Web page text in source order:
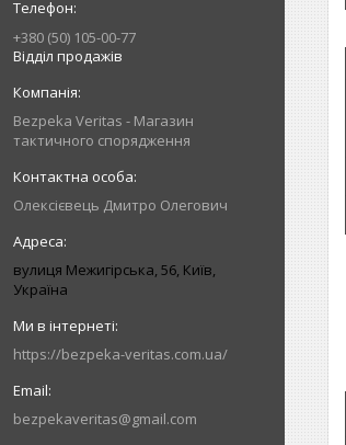
+380 (50) 105-00-77
Відділ продажів
Bezpeka Veritas - Магазин
тактичного спорядження
Олексієвець Дмитро Олегович
вулиця Межигірська, 56, Київ,
Україна
https://bezpeka-veritas.com.ua/
bezpekaveritas@gmail.com